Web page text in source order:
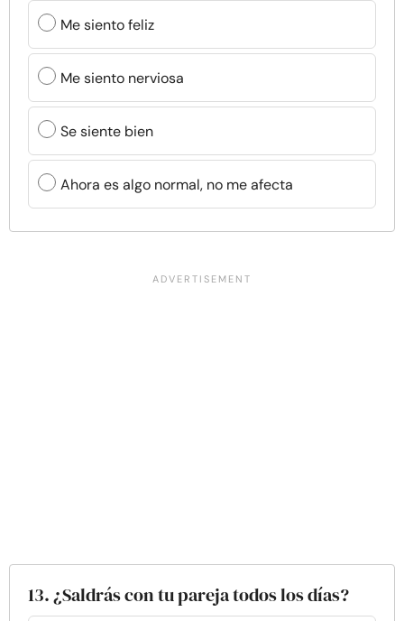
Me siento feliz
Me siento nerviosa
Se siente bien
Ahora es algo normal, no me afecta
13. ¿Saldrás con tu pareja todos los días?